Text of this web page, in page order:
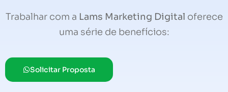
Trabalhar com a Lams Marketing Digital oferece
uma série de benefícios:
Solicitar Proposta